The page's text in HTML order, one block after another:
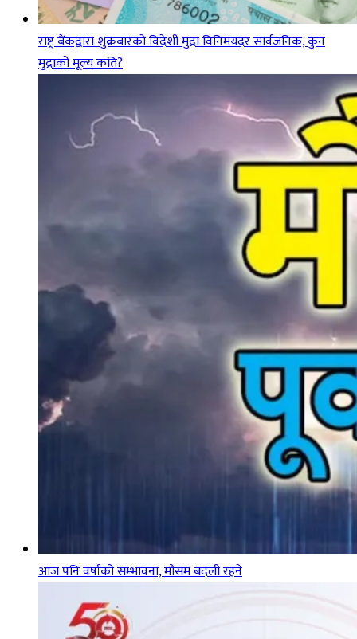
राष्ट्र बैंकद्वारा शुक्रबारको विदेशी मुद्रा विनिमयदर सार्वजनिक, कुन
मुद्राको मूल्य कति?
आज पनि वर्षाको सम्भावना, मौसम बदली रहने